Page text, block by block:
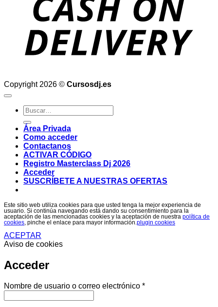
Copyright 2026 © Cursosdj.es
Buscar
por:
Área Privada
Como acceder
Contactanos
ACTIVAR CÓDIGO
Registro Masterclass Dj 2026
Acceder
SUSCRÍBETE A NUESTRAS OFERTAS
Este sitio web utiliza cookies para que usted tenga la mejor experiencia de
usuario. Si continúa navegando está dando su consentimiento para la
aceptación de las mencionadas cookies y la aceptación de nuestra política de
cookies , pinche el enlace para mayor información. plugin cookies
ACEPTAR
Aviso de cookies
Acceder
Nombre de usuario o correo electrónico *Obligatorio